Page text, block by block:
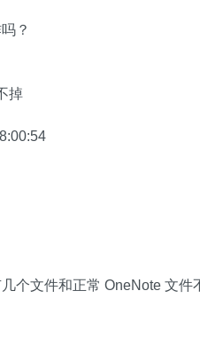
？
掉
个文件和正常 OneNote 文件